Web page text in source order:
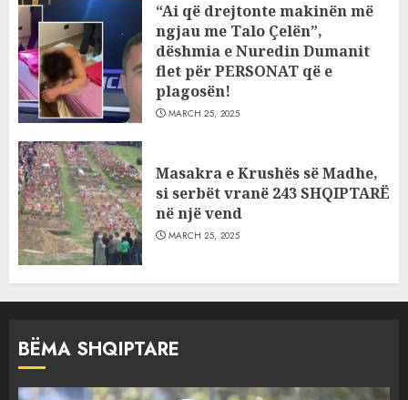
“Ai që drejtonte makinën më
ngjau me Talo Çelën”,
dëshmia e Nuredin Dumanit
flet për PERSONAT që e
plagosën!
MARCH 25, 2025
Masakra e Krushës së Madhe,
si serbët vranë 243 SHQIPTARË
në një vend
MARCH 25, 2025
BËMA SHQIPTARE